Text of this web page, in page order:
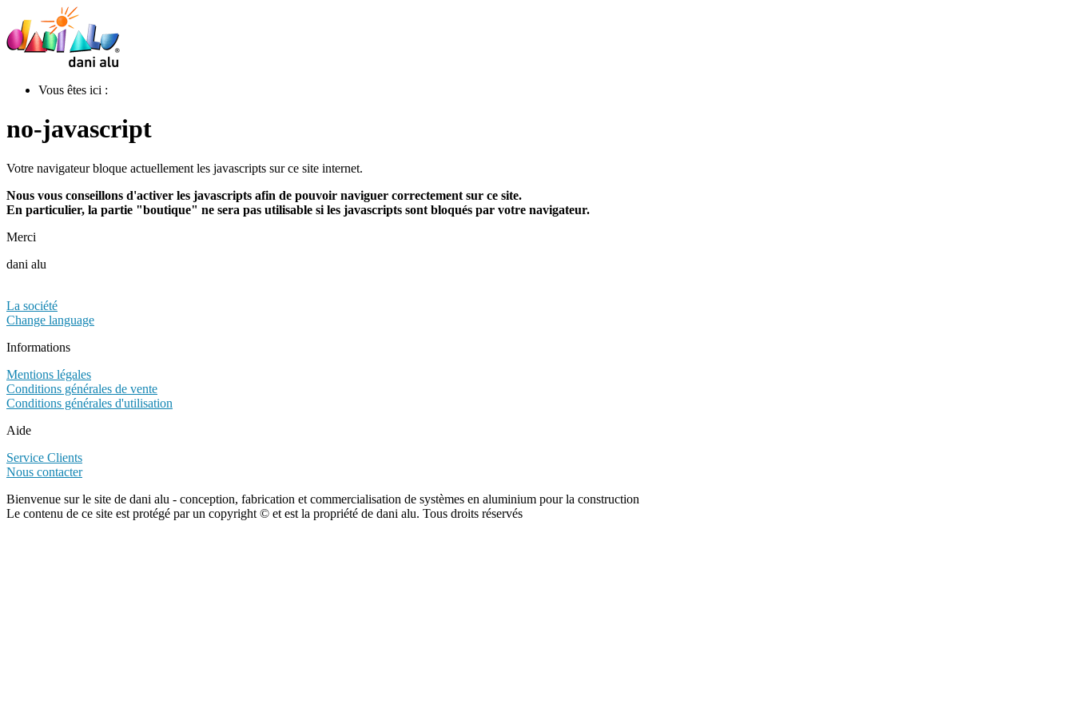
Vous êtes ici :
no-javascript
Votre navigateur bloque actuellement les javascripts sur ce site internet.
Nous vous conseillons d'activer les javascripts afin de pouvoir naviguer correctement sur ce site.
En particulier, la partie "boutique" ne sera pas utilisable si les javascripts sont bloqués par votre navigateur.
Merci
dani alu
La société
Change language
Informations
Mentions légales
Conditions générales de vente
Conditions générales d'utilisation
Aide
Service Clients
Nous contacter
Bienvenue sur le site de dani alu - conception, fabrication et commercialisation de systèmes en aluminium pour la construction
Le contenu de ce site est protégé par un copyright © et est la propriété de dani alu. Tous droits réservés